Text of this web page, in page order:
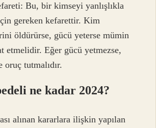
Bu, bir kimseyi yanlışlıkla
gereken kefarettir. Kim
öldürürse, gücü yeterse mümin
etmelidir. Eğer gücü yetmezse,
oruç tutmalıdır.
ne kadar 2024?
alınan kararlara ilişkin yapılan